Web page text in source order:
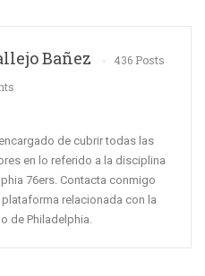
Bañez
436 Posts
de cubrir todas las
en lo referido a la disciplina
76ers. Contacta conmigo
relacionada con la
de Philadelphia.